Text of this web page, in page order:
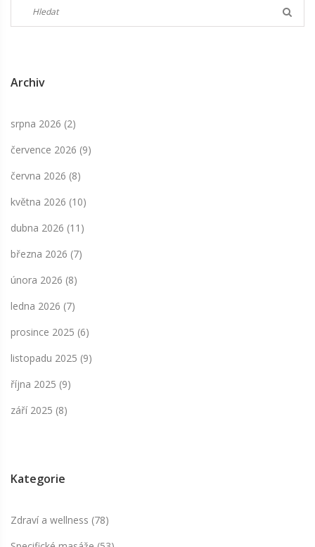
Archiv
srpna 2026 (2)
července 2026 (9)
června 2026 (8)
května 2026 (10)
dubna 2026 (11)
března 2026 (7)
února 2026 (8)
ledna 2026 (7)
prosince 2025 (6)
listopadu 2025 (9)
října 2025 (9)
září 2025 (8)
Kategorie
Zdraví a wellness (78)